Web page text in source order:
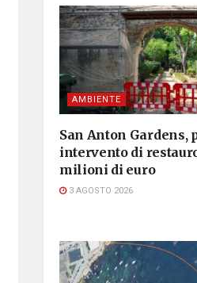
AMBIENTE
San Anton Gardens,
intervento di
milioni di euro
3 AGOSTO 2026